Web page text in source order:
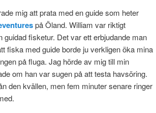
mig att prata med en guide som heter
på Öland. William var riktigt
fisketur. Det var ett erbjudande man
fiska med guide borde ju verkligen öka mina
på fluga. Jag hörde av mig till min
om han var sugen på att testa havsöring.
den kvällen, men fem minuter senare ringer